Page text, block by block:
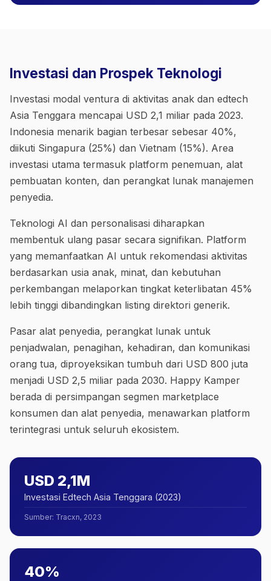
Investasi dan Prospek Teknologi
Investasi modal ventura di aktivitas anak dan edtech
Asia Tenggara mencapai USD 2,1 miliar pada 2023.
Indonesia menarik bagian terbesar sebesar 40%,
diikuti Singapura (25%) dan Vietnam (15%). Area
investasi utama termasuk platform penemuan, alat
pembuatan konten, dan perangkat lunak manajemen
penyedia.
Teknologi AI dan personalisasi diharapkan
membentuk ulang pasar secara signifikan. Platform
yang memanfaatkan AI untuk rekomendasi aktivitas
berdasarkan usia anak, minat, dan kebutuhan
perkembangan melaporkan tingkat keterlibatan 45%
lebih tinggi dibandingkan listing direktori generik.
Pasar alat penyedia, perangkat lunak untuk
penjadwalan, penagihan, kehadiran, dan komunikasi
orang tua, diproyeksikan tumbuh dari USD 800 juta
menjadi USD 2,5 miliar pada 2030. Happy Kamper
berada di persimpangan segmen marketplace
konsumen dan alat penyedia, menawarkan platform
terintegrasi untuk seluruh ekosistem.
USD 2,1M
Investasi Edtech Asia Tenggara (2023)
Sumber: Tracxn, 2023
40%